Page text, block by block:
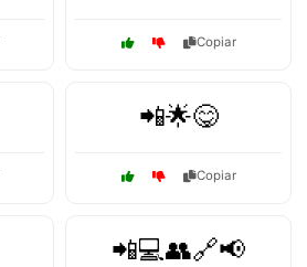
Copiar
📲🌟😋
Copiar
📲💻👥🔗📢